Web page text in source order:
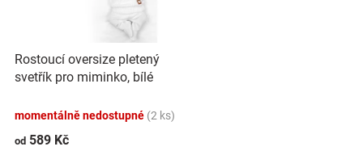
oblečení
ůo
d
u
t
ů
Rostoucí oversize pletený
svetřík pro miminko, bílé
momentálně nedostupné (2 ks)
od 589 Kč